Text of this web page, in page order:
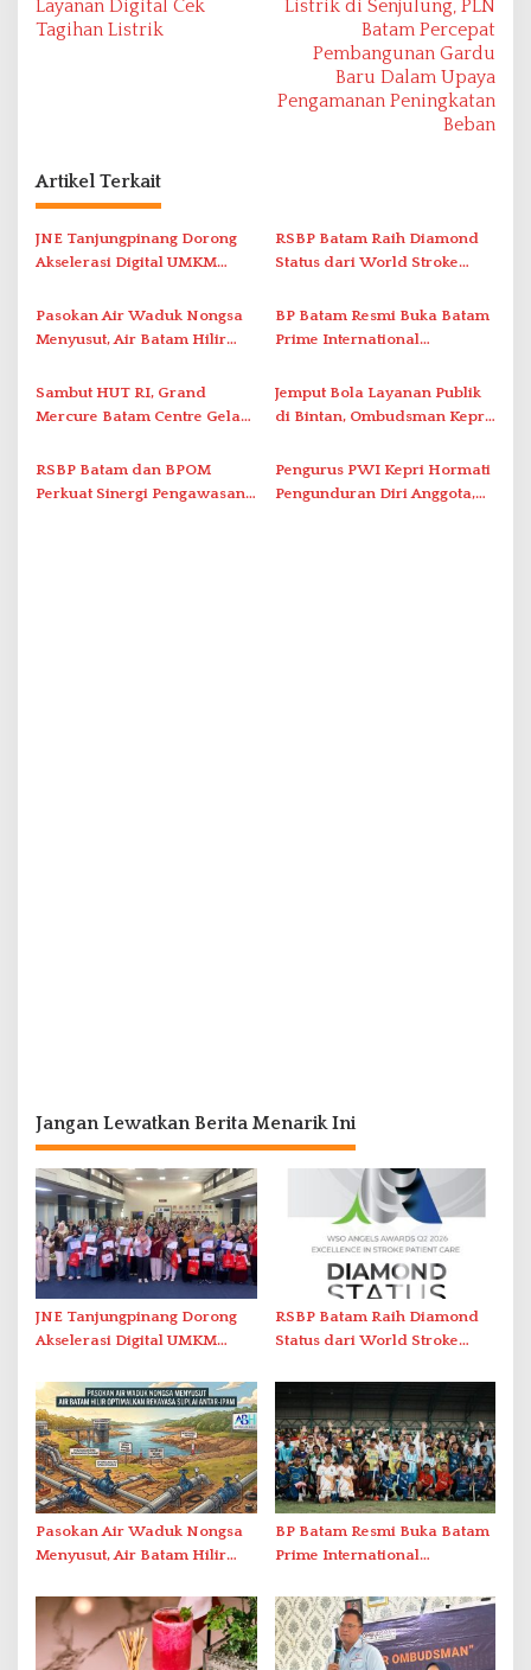
v
i
p
o
Layanan Digital Cek
Tagihan Listrik
Listrik di Senjulung, PLN
Batam Percepat
Pembangunan Gardu
Baru Dalam Upaya
Pengamanan Peningkatan
Beban
Artikel Terkait
JNE Tanjungpinang Dorong
Akselerasi Digital UMKM
2026
RSBP Batam Raih Diamond
Status dari World Stroke
Penanganan Stroke
Berstandar Internasional
Pasokan Air Waduk Nongsa
Menyusut, Air Batam Hilir
Antar-IPAM
BP Batam Resmi Buka Batam
Prime International
2026 di Stadion Temenggung
Abdul Jamal
Sambut HUT RI, Grand
Mercure Batam Centre Gelar
Nusantara’
Jemput Bola Layanan Publik
di Bintan, Ombudsman Kepri
Solar Nelayan
RSBP Batam dan BPOM
Perkuat Sinergi Pengawasan
Pengurus PWI Kepri Hormati
Pengunduran Diri Anggota,
Jangan Lewatkan Berita Menarik Ini
JNE Tanjungpinang Dorong
Akselerasi Digital UMKM
2026
RSBP Batam Raih Diamond
Status dari World Stroke
Berstandar Internasional
Pasokan Air Waduk Nongsa
Menyusut, Air Batam Hilir
Antar-IPAM
BP Batam Resmi Buka Batam
Prime International
2026 di Stadion Temenggung
Abdul Jamal